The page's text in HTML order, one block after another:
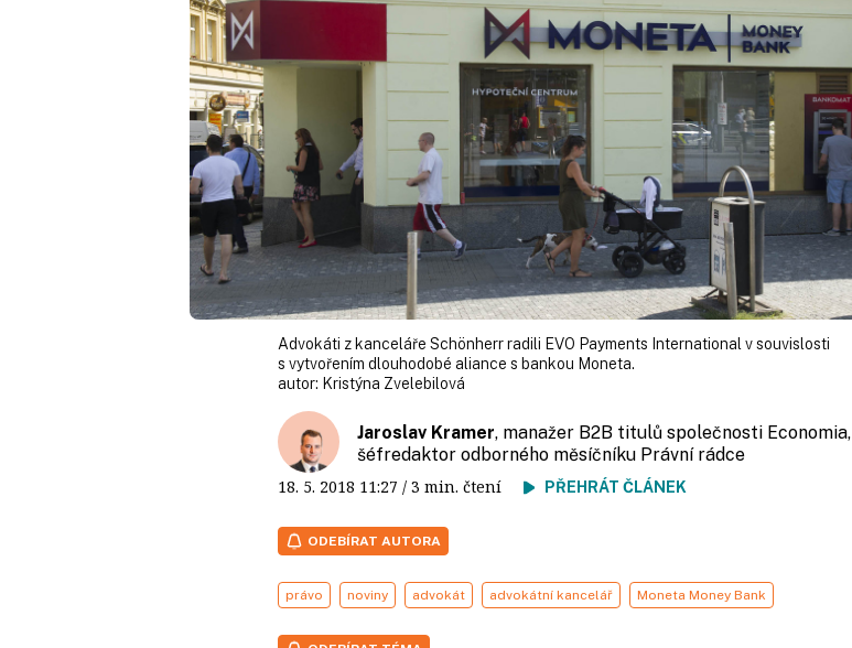
Advokáti z kanceláře Schönherr radili EVO Payments International v souvislosti
s vytvořením dlouhodobé aliance s bankou Moneta.
autor: Kristýna Zvelebilová
Jaroslav Kramer, manažer B2B titulů společnosti Economia,
šéfredaktor odborného měsíčníku Právní rádce
18. 5. 2018 11:27 / 3 min. čtení PŘEHRÁT ČLÁNEK
ODEBÍRAT AUTORA
právo noviny advokát advokátní kancelář Moneta Money Bank